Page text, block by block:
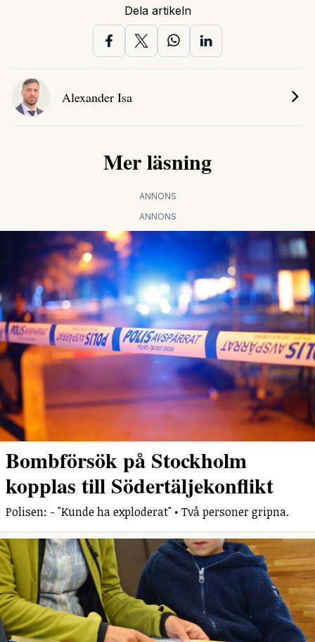
Dela artikeln
Alexander Isa
Mer läsning
ANNONS
ANNONS
Bombförsök på Stockholm
kopplas till Södertäljekonflikt
Polisen: - "Kunde ha exploderat" • Två personer gripna.